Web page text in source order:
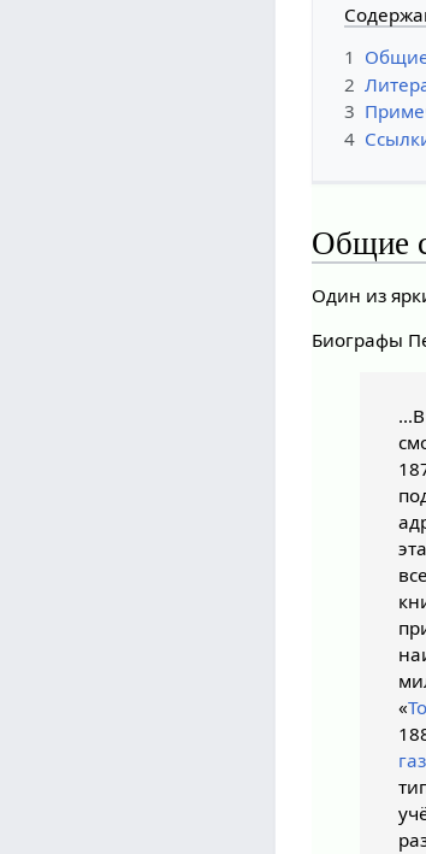
1
2
3
4
Общие
Один из
Биографы
…В
«